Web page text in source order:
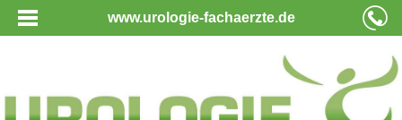
www.urologie-fachaerzte.de